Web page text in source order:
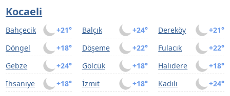
Kocaeli
+21°
Bahçecik +24°
Balçık +21°
Dereköy
+18°
Döngel +22°
Döşeme +22°
Fulacık
+24°
Gebze +18°
Gölcük +18°
Halıdere
+18°
İhsaniye +18°
İzmit +24°
Kadılı